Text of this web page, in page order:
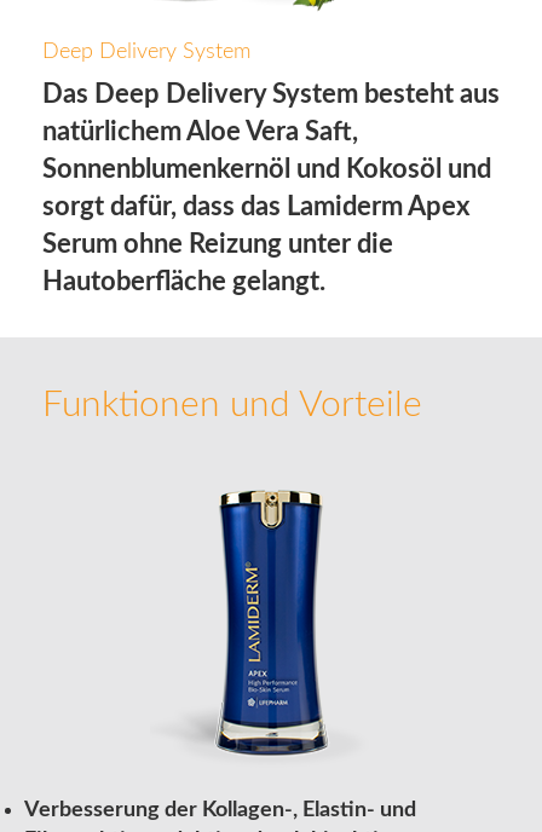
Deep Delivery System
Das Deep Delivery System besteht aus
natürlichem Aloe Vera Saft,
Sonnenblumenkernöl und Kokosöl und
sorgt dafür, dass das Lamiderm Apex
Serum ohne Reizung unter die
Hautoberfläche gelangt.
Funktionen und Vorteile
Verbesserung der Kollagen-, Elastin- und